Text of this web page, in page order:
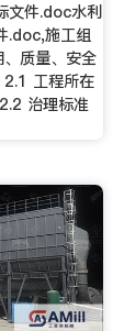
文件.doc水利
.doc,施工组
质量、安全
工程所在
治理标准